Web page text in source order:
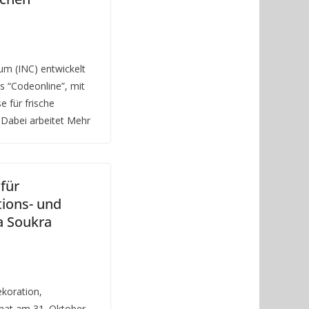
(INC) entwickelt
“Codeonline”, mit
für frische
arbeitet Mehr
und
Soukra